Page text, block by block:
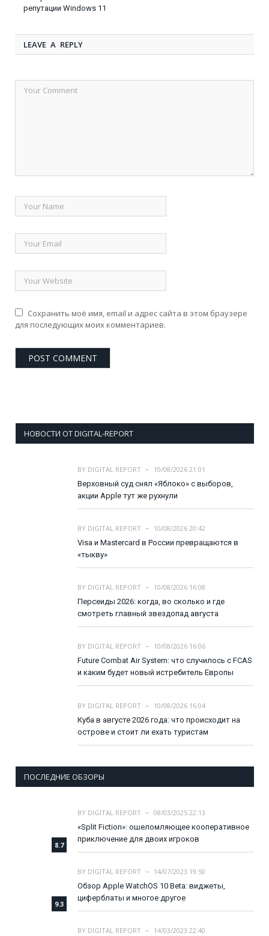
репутации Windows 11
LEAVE A REPLY
Сохранить моё имя, email и адрес сайта в этом браузере
для последующих моих комментариев.
НОВОСТИ ОТ DIGITAL-REPORT
BY DIGITAL REPORT
10/08/2026 21:01
Верховный суд снял «Яблоко» с выборов,
акции Apple тут же рухнули
BY DIGITAL REPORT
10/08/2026 20:42
Visa и Mastercard в России превращаются в
«тыкву»
BY DIGITAL REPORT
10/08/2026 16:08
Персеиды 2026: когда, во сколько и где
смотреть главный звездопад августа
BY DIGITAL REPORT
10/08/2026 16:06
Future Combat Air System: что случилось с FCAS
и каким будет новый истребитель Европы
BY DIGITAL REPORT
10/08/2026 16:04
Куба в августе 2026 года: что происходит на
острове и стоит ли ехать туристам
ПОСЛЕДНИЕ ОБЗОРЫ
8.7
BY DIGITAL REPORT
08/03/2025 22:13
«Split Fiction»: ошеломляющее кооперативное
приключение для двоих игроков
9.3
BY DIGITAL REPORT
14/07/2023 19:50
Обзор Apple WatchOS 10 Beta: виджеты,
циферблаты и многое другое
BY DIGITAL REPORT
14/03/2023 22:40